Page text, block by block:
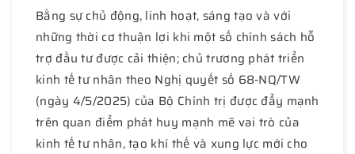
Bằng sự chủ động, linh hoạt, sáng tạo và với
những thời cơ thuận lợi khi một số chính sách hỗ
trợ đầu tư được cải thiện; chủ trương phát triển
kinh tế tư nhân theo Nghị quyết số 68-NQ/TW
(ngày 4/5/2025) của Bộ Chính trị được đẩy mạnh
trên quan điểm phát huy mạnh mẽ vai trò của
kinh tế tư nhân, tạo khí thế và xung lực mới cho